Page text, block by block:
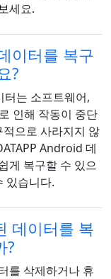
세요.
이터를 복구
?
터는 소프트웨어,
인해 작동이 중단
으로 사라지지 않
Android 데
게 복구할 수 있으
있습니다.
데이터를 복
?
를 삭제하거나 휴